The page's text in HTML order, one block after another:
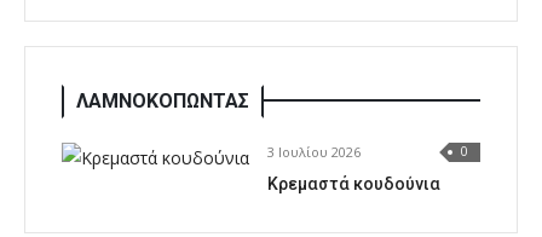
ΛΑΜΝΟΚΟΠΩΝΤΑΣ
3 Ιουλίου 2026 0
Κρεμαστά κουδούνια